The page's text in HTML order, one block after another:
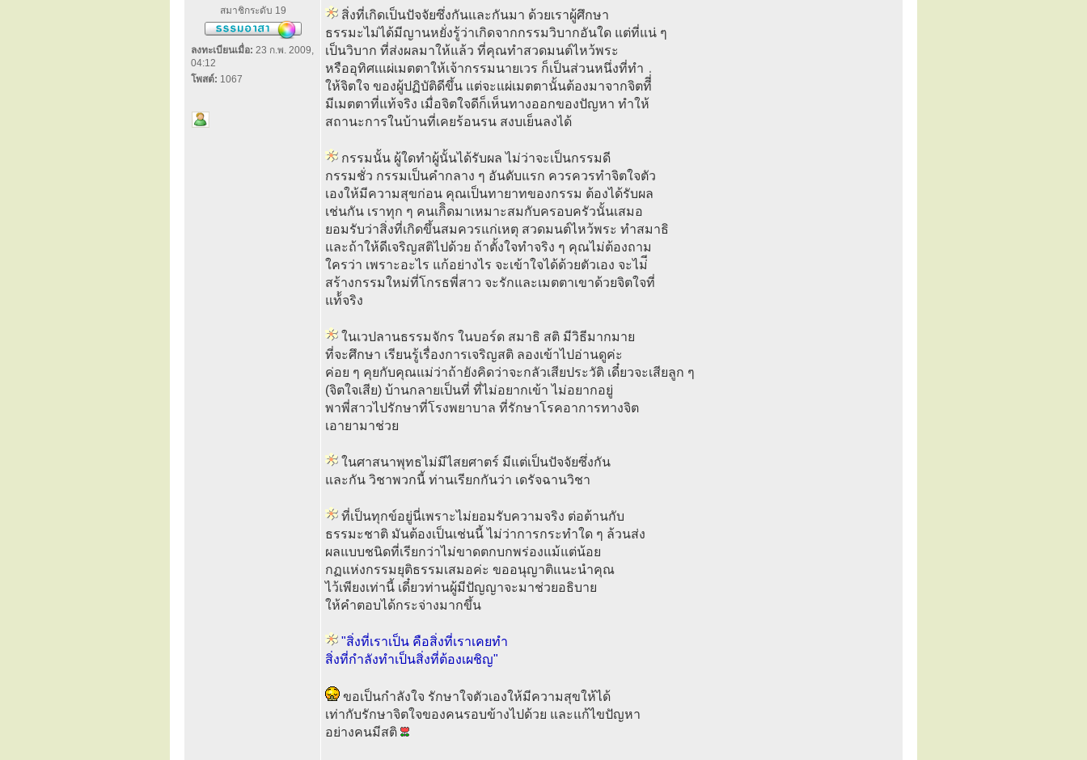
สมาชิกระดับ 19
ลงทะเบียนเมื่อ: 23 ก.พ. 2009,
04:12
โพสต์: 1067
สิ่งที่เกิดเป็นปัจจัยซึ่งกันและกันมา ด้วยเราผู้ศึกษา
ธรรมะไม่ได้มีญานหยั่งรู้ว่าเกิดจากกรรมวิบากอันใด แต่ที่แน่ ๆ
เป็นวิบาก ที่ส่งผลมาให้แล้ว ที่คุณทำสวดมนต์ไหว้พระ
หรืออุทิศเแผ่เมตตาให้เจ้ากรรมนายเวร ก็เป็นส่วนหนึ่งที่ทำ
ให้จิตใจ ของผู้ปฏิบัติดีขึ้น แต่จะแผ่เมตตานั้นต้องมาจากจิตทีี่่
มีเมตตาที่แท้จริง เมื่อจิตใจดีก็เห็นทางออกของปัญหา ทำให้
สถานะการในบ้านที่เคยร้อนรน สงบเย็นลงได้
กรรมนั้น ผู้ใดทำผู้นั้นได้รับผล ไม่ว่าจะเป็นกรรมดี
กรรมชั่ว กรรมเป็นคำกลาง ๆ อันดับแรก ควรควรทำจิตใจตัว
เองให้มีความสุขก่อน คุณเป็นทายาทของกรรม ต้องได้รับผล
เช่นกัน เราทุก ๆ คนเกิิดมาเหมาะสมกับครอบครัวนั้นเสมอ
ยอมรับว่าสิ่งที่เกิดขึ้นสมควรแก่เหตุ สวดมนต์ไหว้พระ ทำสมาธิ
และถ้าให้ดีเจริญสติไปด้วย ถ้าตั้งใจทำจริง ๆ คุณไม่ต้องถาม
ใครว่า เพราะอะไร แก้อย่างไร จะเข้าใจได้ด้วยตัวเอง จะไม่ี
สร้างกรรมใหม่ที่โกรธพี่สาว จะรักและเมตตาเขาด้วยจิตใจที่
แท้้จริง
ในเวปลานธรรมจักร ในบอร์ด สมาธิ สติ มีวิธีมากมาย
ที่จะศึกษา เรียนรู้เรื่องการเจริญสติ ลองเข้าไปอ่านดูค่ะ
ค่อย ๆ คุยกับคุณแม่ว่าถ้ายังคิดว่าจะกลัวเสียประวัติ เดี๋ยวจะเสียลูก ๆ
(จิตใจเสีย) บ้านกลายเป็นที่ ที่ไม่อยากเข้า ไม่อยากอยู่
พาพี่สาวไปรักษาที่โรงพยาบาล ที่รักษาโรคอาการทางจิต
เอายามาช่วย
ในศาสนาพุทธไม่มีไสยศาตร์ มีแต่เป็นปัจจัยซึ่งกัน
และกัน วิชาพวกนี้ ท่านเรียกกันว่า เดรัจฉานวิชา
ที่เป็นทุกข์อยู่นี่เพราะไม่ยอมรับความจริง ต่อต้านกับ
ธรรมะชาติ มันต้องเป็นเช่นนี้ ไม่ว่าการกระทำใด ๆ ล้วนส่ง
ผลแบบชนิดที่เรียกว่าไม่ขาดตกบกพร่องแม้แต่น้อย
กฏแห่งกรรมยุติธรรมเสมอค่ะ ขออนุญาติแนะนำคุณ
ไว้เพียงเท่านี้ เดี๋ยวท่านผู้มีปัญญาจะมาช่วยอธิบาย
ให้คำตอบได้กระจ่างมากขึ้น
"สิ่งที่เราเป็น คือสิ่งที่เราเคยทำ
สิ่งที่กำลังทำเป็นสิ่งที่ต้องเผชิญ"
ขอเป็นกำลังใจ รักษาใจตัวเองให้มีความสุขให้ได้
เท่ากับรักษาจิตใจของคนรอบข้างไปด้วย และแก้ไขปัญหา
อย่างคนมีสติ